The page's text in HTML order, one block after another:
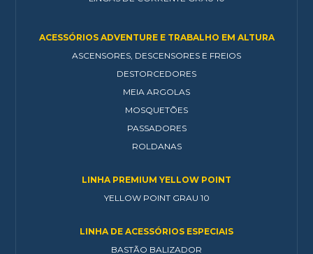
ACESSÓRIOS ADVENTURE E TRABALHO EM ALTURA
ASCENSORES, DESCENSORES E FREIOS
DESTORCEDORES
MEIA ARGOLAS
MOSQUETÕES
PASSADORES
ROLDANAS
LINHA PREMIUM YELLOW POINT
YELLOW POINT GRAU 10
LINHA DE ACESSÓRIOS ESPECIAIS
BASTÃO BALIZADOR